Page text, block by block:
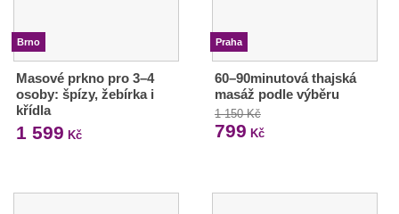
Brno
Masové prkno pro 3–4
osoby: špízy, žebírka i
křídla
1 599 Kč
Praha
60–90minutová thajská
masáž podle výběru
1 150 Kč
799 Kč